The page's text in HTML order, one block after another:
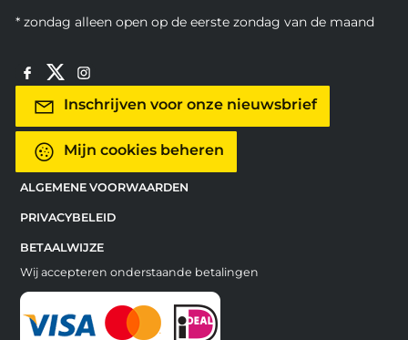
* zondag alleen open op de eerste zondag van de maand
Inschrijven voor onze nieuwsbrief
Mijn cookies beheren
ALGEMENE VOORWAARDEN
PRIVACYBELEID
BETAALWIJZE
Wij accepteren onderstaande betalingen